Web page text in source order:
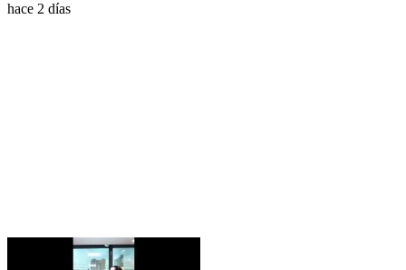
hace 2 días